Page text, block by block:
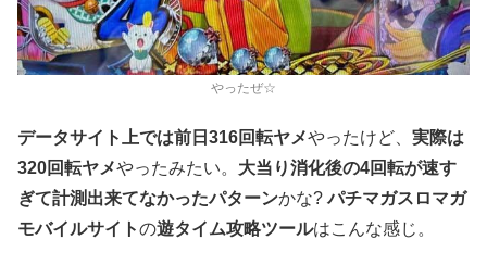
やったぜ☆
データサイト上では前日316回転ヤメやったけど、 実際は
320回転ヤメやったみたい。 大当り消化後の4回転が速す
ぎて計測出来てなかったパターンかな?パチマガスロマガ
モバイルサイトの遊タイム攻略ツールはこんな感じ。